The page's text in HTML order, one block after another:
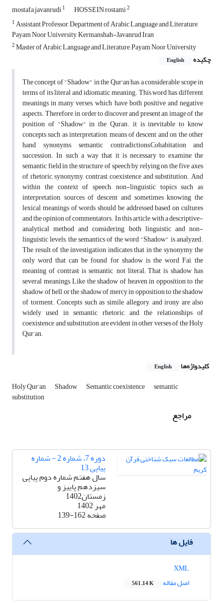
mostafa javanrudi1 HOSSEIN rostami2
1Assistant Professor, Department of Arabic Language and Literature,
Payam Noor University, Kermanshah-Javanrud Iran
2Master of Arabic Language and Literature, Payam Noor University
چکیده
English
The concept of "Shadow" in the Qur'an has a considerable scope in
terms of its literal and idiomatic meaning. This word has different
meanings in many verses, which have both positive and negative
aspects. Therefore, in order to discover and present an image of the
position of "Shadow" in the Quran. it is inevitable to know
concepts such as interpretation, means of descent and on the other
hand synonyms, semantic contradictions,Cohabitation and
succession. In such a way that it is necessary to examine the
semantic field in the structure of speech by relying on the five axes
of rhetoric, synonymy, contrast, coexistence and substitution. And
within the context of speech, non-linguistic topics such as
interpretation, sources of descent and sometimes knowing the
lexical meanings of words should be addressed based on cultures
and the opinion of commentators. In this article, with a descriptive-
analytical method and considering both linguistic and non-
linguistic levels, the semantics of the word "Shadow" is analyzed.
The result of the investigation indicates that in the synonymy, the
only word that can be found for shadow is the word Fai, the
meaning of contrast is semantic, not literal; That is, shadow has
several meanings, Like the shadow of heaven in opposition to the
shadow of hell or the shadow of mercy in opposition to the shadow
of torment. Concepts such as simile, allegory, and irony are also
widely used in semantic rhetoric, and the relationships of
coexistence and substitution are evident in other verses of the Holy
Qur'an.
کلیدواژه‌ها English
Holy Qur'an Shadow Semantic coexistence semantic
substitution
مراجع
دوره 7، شماره 2 - شماره
پیاپی 13
سال هفتم شماره دوم پیاپی
سیزدهم پاییز و
زمستان1402
مهر 1402
صفحه139-162
فایل ها
اصل مقاله
561.14 K